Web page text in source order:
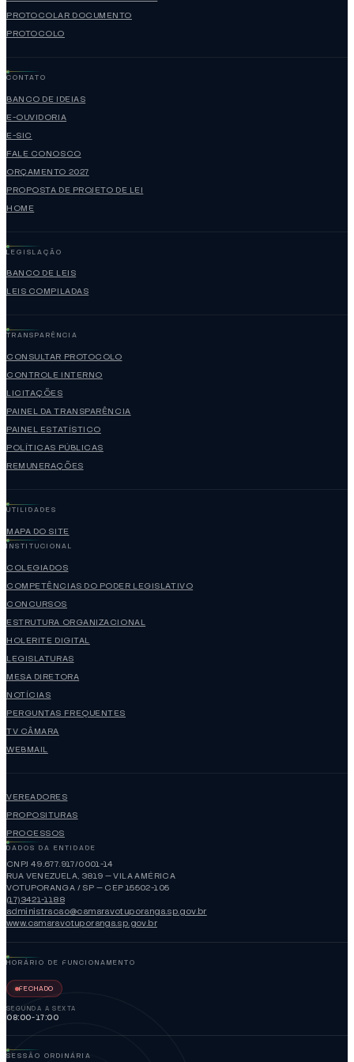
PROTOCOLAR DOCUMENTO
PROTOCOLO
CONTATO
BANCO DE IDEIAS
E-OUVIDORIA
E-SIC
FALE CONOSCO
ORÇAMENTO 2027
PROPOSTA DE PROJETO DE LEI
HOME
LEGISLAÇÃO
BANCO DE LEIS
LEIS COMPILADAS
TRANSPARÊNCIA
CONSULTAR PROTOCOLO
CONTROLE INTERNO
LICITAÇÕES
PAINEL DA TRANSPARÊNCIA
PAINEL ESTATÍSTICO
POLÍTICAS PÚBLICAS
REMUNERAÇÕES
UTILIDADES
MAPA DO SITE
INSTITUCIONAL
COLEGIADOS
COMPETÊNCIAS DO PODER LEGISLATIVO
CONCURSOS
ESTRUTURA ORGANIZACIONAL
HOLERITE DIGITAL
LEGISLATURAS
MESA DIRETORA
NOTÍCIAS
PERGUNTAS FREQUENTES
TV CÂMARA
WEBMAIL
VEREADORES
PROPOSITURAS
PROCESSOS
DADOS DA ENTIDADE
CNPJ 49.677.917/0001-14
RUA VENEZUELA, 3819 — VILA AMÉRICA
VOTUPORANGA / SP — CEP 15502-105
(17)3421-1188
administracao@camaravotuporanga.sp.gov.br
www.camaravotuporanga.sp.gov.br
HORÁRIO DE FUNCIONAMENTO
FECHADO
SEGUNDA A SEXTA
08:00-17:00
SESSÃO ORDINÁRIA